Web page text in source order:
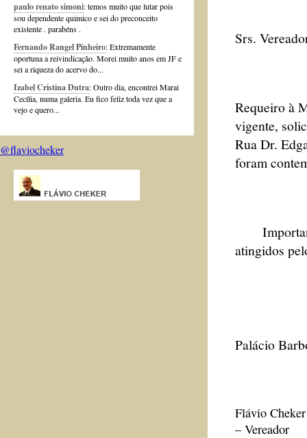
paulo renato simoni: temos muito que lutar pois
sou dependente quimico e sei do preconceito
existente . parabéns .
Fernando Rangel Pinheiro: Extremamente
oportuna a reivindicação. Morei muito anos em JF e
sei a riqueza do acervo do...
Izabel Cristina Dutra: Outro dia, encontrei Marai
Cecília, numa galeria. Eu fico feliz toda vez que a
vejo e quero...
@flaviocheker
Srs.
Requeiro à
vigente,
Rua Dr.
foram
atingidos
Palácio
Flávio Cheker
– Vereador